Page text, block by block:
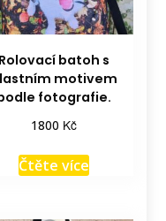
Rolovací batoh s
motivem
fotografie.
1800 Kč
Čtěte více